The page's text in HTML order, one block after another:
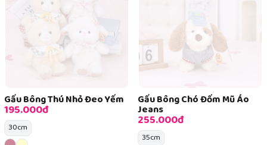
Gấu Bông Thú Nhỏ Đeo Yếm
195.000đ
30cm
Gấu Bông Chó Đốm Mũ Áo
Jeans
255.000đ
35cm